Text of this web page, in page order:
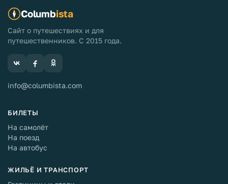
Columbista
Сайт о путешествиях и для
путешественников. С 2015 года.
info@columbista.com
БИЛЕТЫ
На самолёт
На поезд
На автобус
ЖИЛЬЁ И ТРАНСПОРТ